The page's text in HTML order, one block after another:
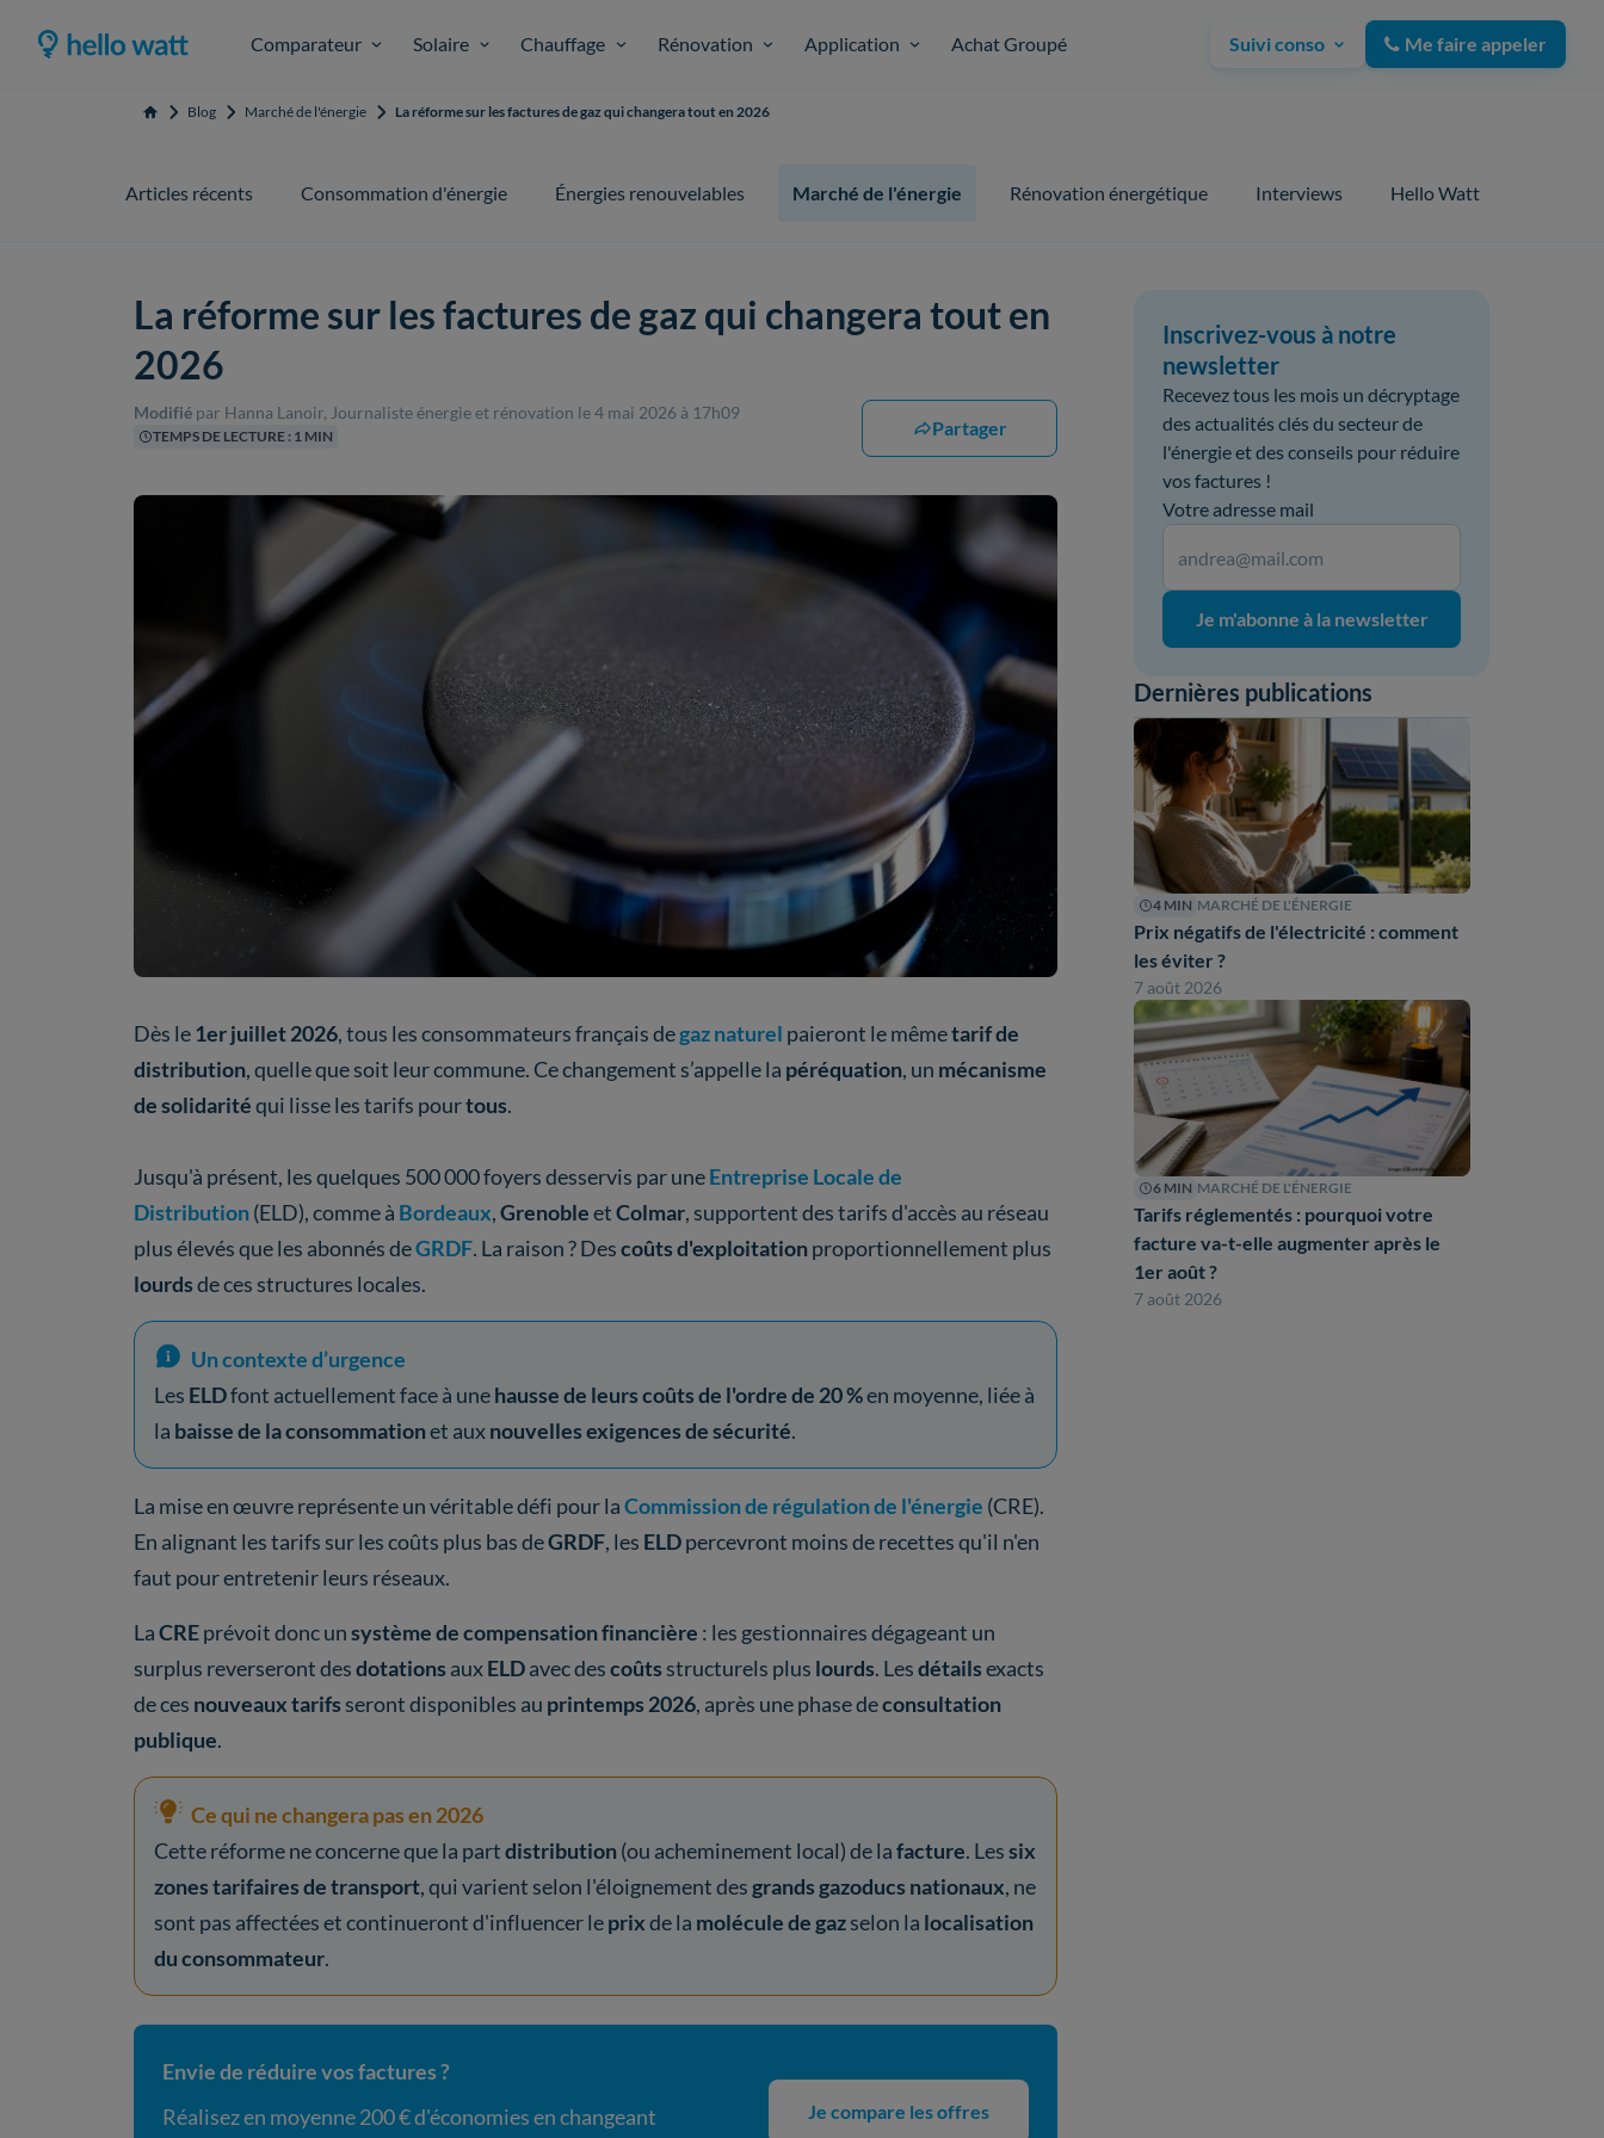
Comparateur Solaire Chauffage Rénovation Application Achat Groupé Suivi conso Me faire appeler
Accueil Blog Marché de l'énergie La réforme sur les factures de gaz qui changera tout en 2026
Articles récents Consommation d'énergie Énergies renouvelables Marché de l'énergie Rénovation énergétique Interviews Hello Watt
La réforme sur les factures de gaz qui changera tout en
2026
Modifié par Hanna Lanoir, Journaliste énergie et rénovation le 4 mai 2026 à 17h09
TEMPS DE LECTURE : 1 MIN Partager
Dès le1er juillet 2026, tous les consommateurs français degaz naturel paieront le mêmetarif de
distribution, quelle que soit leur commune. Ce changement s’appelle la péréquation, un mécanisme
de solidaritéqui lisse les tarifs pourtous.
Jusqu'à présent, les quelques 500 000 foyers desservis par uneEntreprise Locale de
Distribution(ELD), comme à Bordeaux,GrenobleetColmar, supportent des tarifs d'accès au réseau
plus élevés que les abonnés deGRDF. La raison ? Descoûts d'exploitationproportionnellement plus
lourdsde ces structures locales.
Un contexte d’urgence
Les ELDfont actuellement face à unehausse de leurs coûts de l'ordre de 20 %en moyenne, liée à
la baisse de la consommationet auxnouvelles exigences de sécurité.
La mise en œuvre représente un véritable défi pour laCommission de régulation de l'énergie (CRE).
En alignant les tarifs sur les coûts plus bas deGRDF, les ELDpercevront moins de recettes qu'il n'en
faut pour entretenir leurs réseaux.
LaCREprévoit donc unsystème de compensation financière : les gestionnaires dégageant un
surplus reverseront desdotations auxELDavec descoûts structurels plus lourds. Lesdétailsexacts
de ces nouveaux tarifs seront disponibles au printemps 2026, après une phase deconsultation
publique.
Ce qui ne changera pas en 2026
Cette réforme ne concerne que la partdistribution(ou acheminement local) de lafacture. Lessix
zones tarifaires de transport, qui varient selon l'éloignement desgrands gazoducs nationaux, ne
sont pas affectées et continueront d'influencer leprixde la molécule de gazselon la localisation
du consommateur.
Envie de réduire vos factures ?
Réalisez en moyenne 200 € d'économies en changeant
Je compare les offres
Inscrivez-vous à notre
newsletter
Recevez tous les mois un décryptage
des actualités clés du secteur de
l'énergie et des conseils pour réduire
vos factures !
Votre adresse mail
Je m'abonne à la newsletter
Dernières publications
4 MIN MARCHÉ DE L'ÉNERGIE
Prix négatifs de l'électricité : comment
les éviter ?
7 août 2026
6 MIN MARCHÉ DE L'ÉNERGIE
Tarifs réglementés : pourquoi votre
facture va-t-elle augmenter après le
1er août ?
7 août 2026